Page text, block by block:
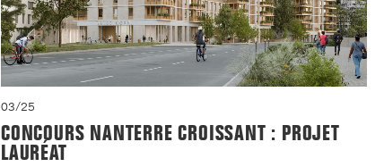
03/25
CONCOURS NANTERRE CROISSANT : PROJET
LAURÉAT